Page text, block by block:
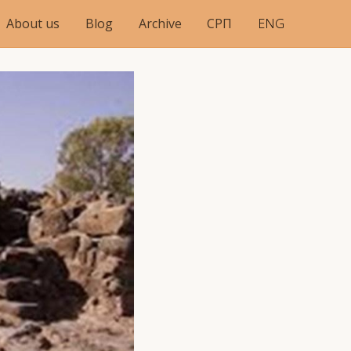
About us Blog Archive СРП ENG